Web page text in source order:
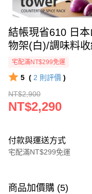
結帳現省610 日
物架(白)/調味料
宅配滿NT$299免運
5 ( 2 則評價 )
NT$2,900
NT$2,290
付款與運送方式
宅配滿NT$299免運
信用卡一次付款
商品加價購 (5)